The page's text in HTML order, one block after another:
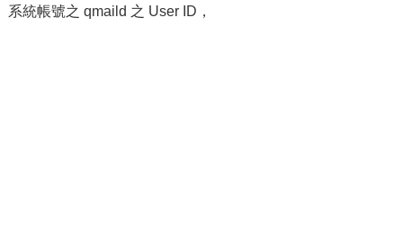
系統帳號之 qmaild 之 User ID，